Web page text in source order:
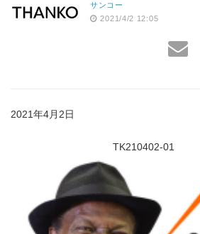
サンコー
2021/4/2 12:05
2021年4月2日
TK210402-01